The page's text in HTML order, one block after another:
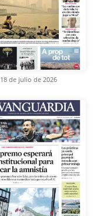
18 de julio de 2026